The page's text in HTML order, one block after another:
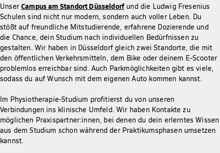
UnserCampus am Standort Düsseldorfund die Ludwig Fresenius
Schulen sind nicht nur modern, sondern auch voller Leben. Du
stößt auf freundliche Mitstudierende, erfahrene Dozierende und
die Chance, dein Studium nach individuellen Bedürfnissen zu
gestalten. Wir haben in Düsseldorf gleich zwei Standorte, die mit
den öffentlichen Verkehrsmitteln, dem Bike oder deinem E-Scooter
problemlos erreichbar sind. Auch Parkmöglichkeiten gibt es viele,
sodass du auf Wunsch mit dem eigenen Auto kommen kannst.
Im Physiotherapie-Studium profitierst du von unseren
Verbindungen ins klinische Umfeld. Wir haben Kontakte zu
möglichen Praxispartner:innen, bei denen du dein erlerntes Wissen
aus dem Studium schon während der Praktikumsphasen umsetzen
kannst.